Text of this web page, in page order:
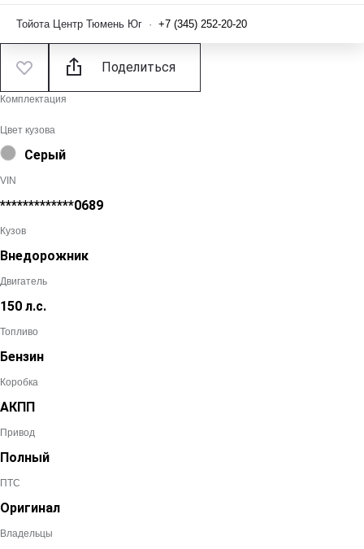
Тойота Центр Тюмень Юг · +7 (345) 252-20-20
Поделиться
Комплектация
Цвет кузова
Серый
VIN
*************0689
Кузов
Внедорожник
Двигатель
150 л.с.
Топливо
Бензин
Коробка
АКПП
Привод
Полный
ПТС
Оригинал
Владельцы